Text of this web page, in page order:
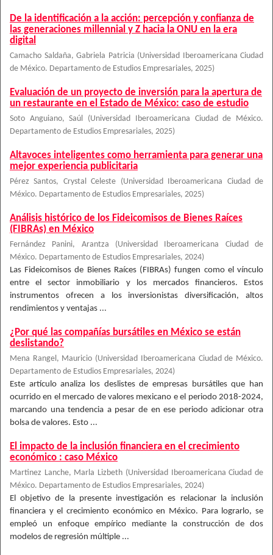
De la identificación a la acción: percepción y confianza de
las generaciones millennial y Z hacia la ONU en la era
digital
Camacho Saldaña, Gabriela Patricia (Universidad Iberoamericana Ciudad
de México. Departamento de Estudios Empresariales, 2025)
Evaluación de un proyecto de inversión para la apertura de
un restaurante en el Estado de México: caso de estudio
Soto Anguiano, Saúl (Universidad Iberoamericana Ciudad de México.
Departamento de Estudios Empresariales, 2025)
Altavoces inteligentes como herramienta para generar una
mejor experiencia publicitaria
Pérez Santos, Crystal Celeste (Universidad Iberoamericana Ciudad de
México. Departamento de Estudios Empresariales, 2025)
Análisis histórico de los Fideicomisos de Bienes Raíces
(FIBRAs) en México
Fernández Panini, Arantza (Universidad Iberoamericana Ciudad de
México. Departamento de Estudios Empresariales, 2024)
Las Fideicomisos de Bienes Raíces (FIBRAs) fungen como el vínculo
entre el sector inmobiliario y los mercados financieros. Estos
instrumentos ofrecen a los inversionistas diversificación, altos
rendimientos y ventajas ...
¿Por qué las compañías bursátiles en México se están
deslistando?
Mena Rangel, Mauricio (Universidad Iberoamericana Ciudad de México.
Departamento de Estudios Empresariales, 2024)
Este artículo analiza los deslistes de empresas bursátiles que han
ocurrido en el mercado de valores mexicano e el periodo 2018-2024,
marcando una tendencia a pesar de en ese periodo adicionar otra
bolsa de valores. Esto ...
El impacto de la inclusión financiera en el crecimiento
económico : caso México
Martinez Lanche, Marla Lizbeth (Universidad Iberoamericana Ciudad de
México. Departamento de Estudios Empresariales, 2024)
El objetivo de la presente investigación es relacionar la inclusión
financiera y el crecimiento económico en México. Para lograrlo, se
empleó un enfoque empírico mediante la construcción de dos
modelos de regresión múltiple ...